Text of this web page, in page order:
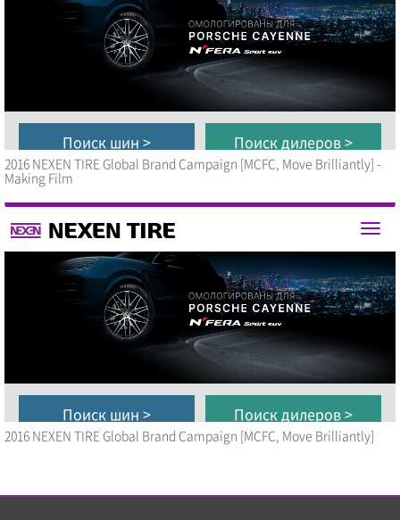
2016 NEXEN TIRE Global Brand Campaign [MCFC, Move Brilliantly] -
Making Film
Закрыть
2016 NEXEN TIRE Global Brand Campaign [MCFC, Move
2016 NEXEN TIRE Global Brand Campaign [MCFC, Move Brilliantly]
Закрыть